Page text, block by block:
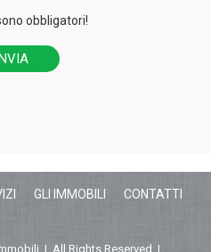
obbligatori!
GLI IMMOBILI CONTATTI
| All Rights Reserved |